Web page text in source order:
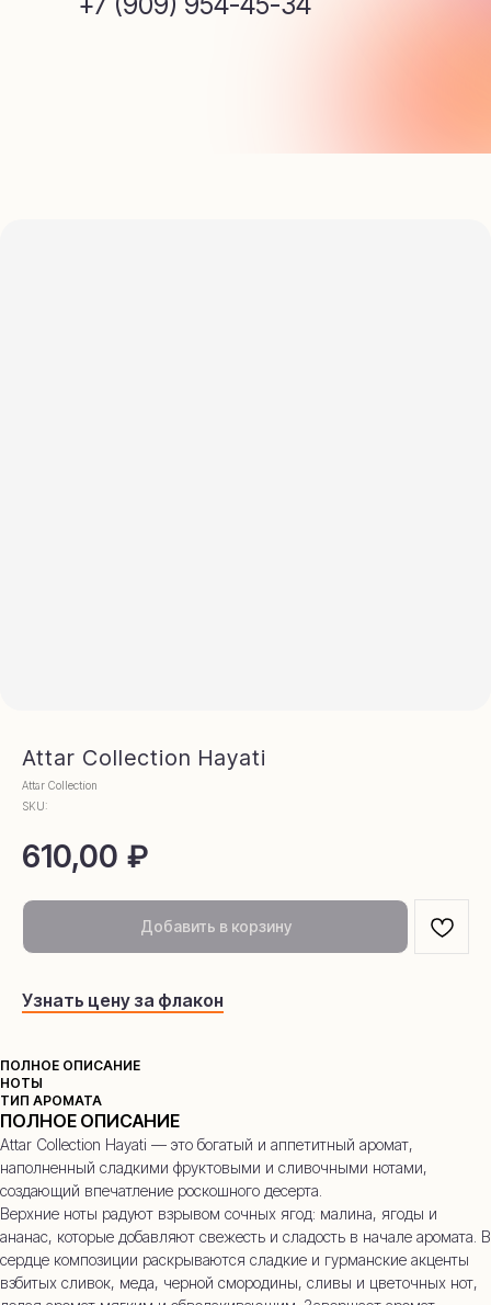
Attar Collection Hayati
Attar Collection
SKU:
610,00 ₽
Добавить в корзину
Узнать цену за флакон
ПОЛНОЕ ОПИСАНИЕ
НОТЫ
ТИП АРОМАТА
ПОЛНОЕ ОПИСАНИЕ
Attar Collection Hayati — это богатый и аппетитный аромат,
наполненный сладкими фруктовыми и сливочными нотами,
создающий впечатление роскошного десерта.
Верхние ноты радуют взрывом сочных ягод: малина, ягоды и
ананас, которые добавляют свежесть и сладость в начале аромата. В
сердце композиции раскрываются сладкие и гурманские акценты
взбитых сливок, меда, черной смородины, сливы и цветочных нот,